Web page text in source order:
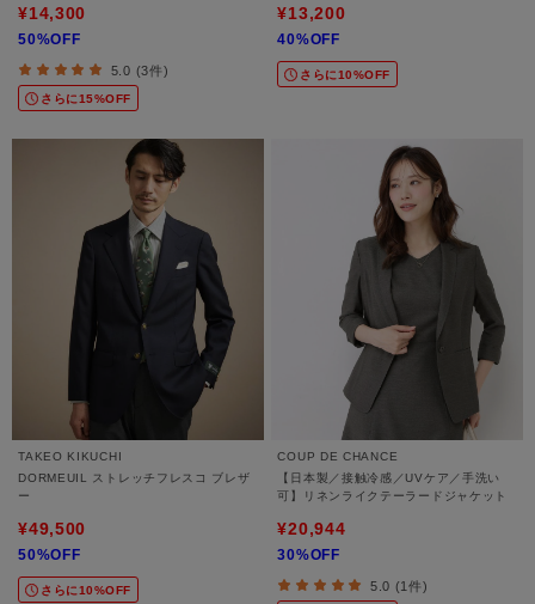
¥14,300
50%OFF
5.0 (3件)
さらに15%OFF
¥13,200
40%OFF
さらに10%OFF
TAKEO KIKUCHI
DORMEUIL ストレッチフレスコ ブレザ
ー
¥49,500
50%OFF
さらに10%OFF
COUP DE CHANCE
【日本製／接触冷感／UVケア／手洗い
可】リネンライクテーラードジャケット
¥20,944
30%OFF
5.0 (1件)